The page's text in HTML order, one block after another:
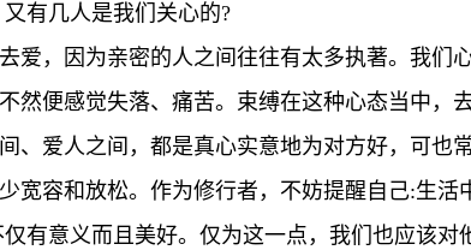
有几人是我们关心的?
爱，因为亲密的人之间往往有太多执著。我们
然便感觉失落、痛苦。束缚在这种心态当中，
、爱人之间，都是真心实意地为对方好，可也
宽容和放松。作为修行者，不妨提醒自己:生活
有意义而且美好。仅为这一点，我们也应该对